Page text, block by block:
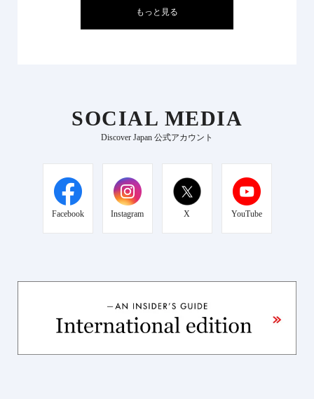
もっと見る
SOCIAL MEDIA
Discover Japan 公式アカウント
Facebook Instagram X YouTube